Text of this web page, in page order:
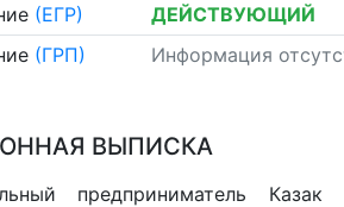
(ЕГР)
ДЕЙСТВУЮЩИЙ
(ГРП) Информация
ВЫПИСКА
предприниматель